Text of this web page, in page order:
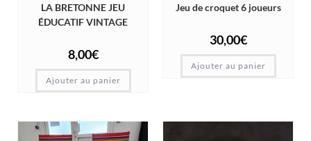
LA BRETONNE JEU
ÉDUCATIF VINTAGE
8,00€
Ajouter au panier
Jeu de croquet 6 joueurs
30,00€
Ajouter au panier